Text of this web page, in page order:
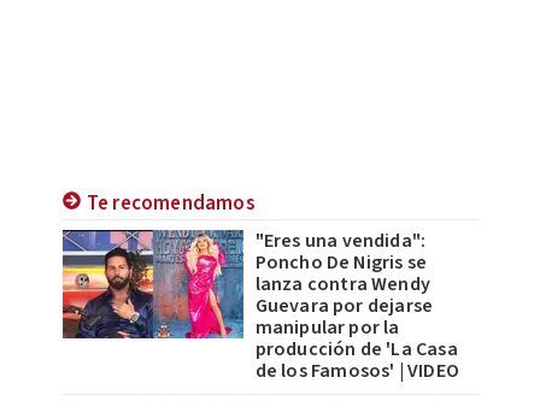
Te recomendamos
"Eres una vendida":
Poncho De Nigris se
lanza contra Wendy
Guevara por dejarse
manipular por la
producción de 'La Casa
de los Famosos' | VIDEO